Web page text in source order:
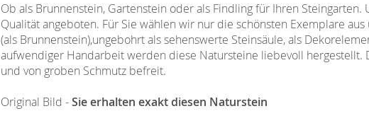
Ob als Brunnenstein, Gartenstein oder als Findling für Ihren
Qualität angeboten. Für Sie wählen wir nur die schönsten Exemplare
(als Brunnenstein),ungebohrt als sehenswerte Steinsäule, als
aufwendiger Handarbeit werden diese Natursteine liebevoll
und von groben Schmutz befreit.
Original Bild -Sie erhalten exakt diesen Naturstein